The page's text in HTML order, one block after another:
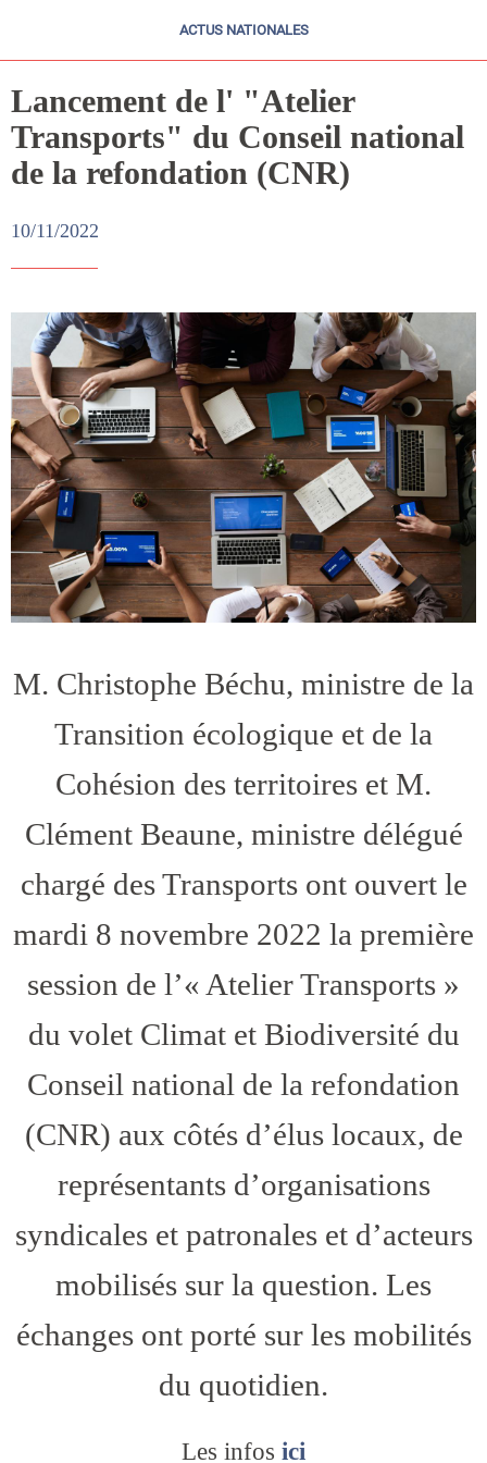
ACTUS NATIONALES
Lancement de l' "Atelier
Transports" du Conseil national
de la refondation (CNR)
10/11/2022
M. Christophe Béchu, ministre de la
Transition écologique et de la
Cohésion des territoires et M.
Clément Beaune, ministre délégué
chargé des Transports ont ouvert le
mardi 8 novembre 2022 la première
session de l’« Atelier Transports »
du volet Climat et Biodiversité du
Conseil national de la refondation
(CNR) aux côtés d’élus locaux, de
représentants d’organisations
syndicales et patronales et d’acteurs
mobilisés sur la question. Les
échanges ont porté sur les mobilités
du quotidien.
Les infos ici